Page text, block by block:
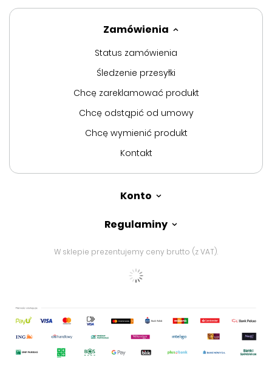
Zamówienia
Status zamówienia
Śledzenie przesyłki
Chcę zareklamować produkt
Chcę odstąpić od umowy
Chcę wymienić produkt
Kontakt
Konto
Regulaminy
W sklepie prezentujemy ceny brutto (z VAT).